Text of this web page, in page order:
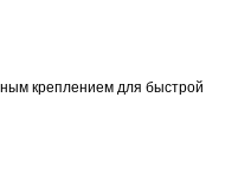
креплением для быстрой